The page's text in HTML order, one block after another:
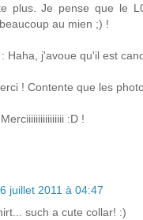
plus. Je pense que le
au mien ;) !
Haha, j'avoue qu'il est
! Contente que les
:D !
6 juillet 2011 à 04:47
such a cute collar! :)